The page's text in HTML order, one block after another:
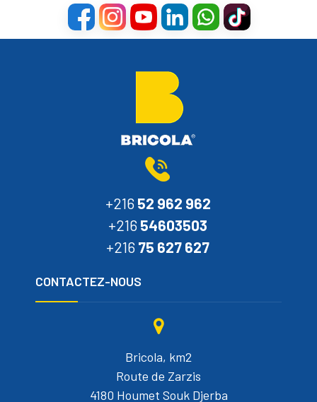
+216 52 962 962
+216 54603503
+216 75 627 627
CONTACTEZ-NOUS
Bricola, km2
Route de Zarzis
4180 Houmet Souk Djerba